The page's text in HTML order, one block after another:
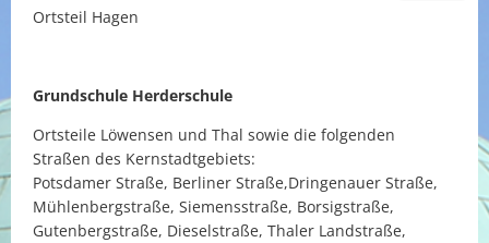
Ortsteil Hagen
Grundschule Herderschule
Ortsteile Löwensen und Thal sowie die folgenden
Straßen des Kernstadtgebiets:
Potsdamer Straße, Berliner Straße,Dringenauer Straße,
Mühlenbergstraße, Siemensstraße, Borsigstraße,
Gutenbergstraße, Dieselstraße, Thaler Landstraße,